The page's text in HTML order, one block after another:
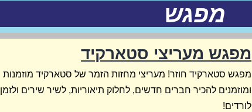
מפגש
מפגש מעריצי סטארקיד
מפגש סטארקיד חוזר! מעריצי מחזות הזמר של סטארקיד מוזמנות
ומוזמנים להכיר חברים חדשים, לחלוק תיאוריות, לשיר שירים ולזמן
לורדים!